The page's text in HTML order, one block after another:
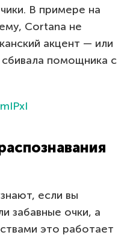
В примере на
Cortana не
акцент — или
помощника с
если вы
забавные очки, а
это работает